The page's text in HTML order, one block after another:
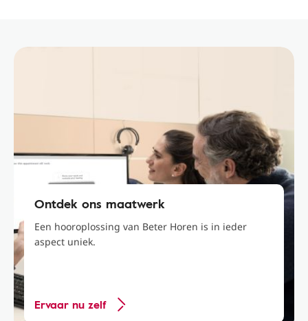
Ontdek ons maatwerk
Een hooroplossing van Beter Horen is in ieder
aspect uniek.
Ervaar nu zelf